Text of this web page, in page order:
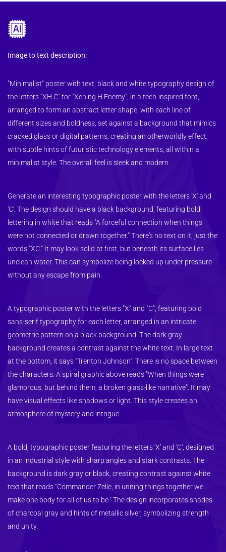
Image to text description:
"Minimalist" poster with text, black and white typography design of
the letters "XH C" for "Xening H Enemy", in a tech-inspired font,
arranged to form an abstract letter shape, with each line of
different sizes and boldness, set against a background that mimics
cracked glass or digital patterns, creating an otherworldly effect,
with subtle hints of futuristic technology elements, all within a
minimalist style. The overall feel is sleek and modern.
Generate an interesting typographic poster with the letters 'X' and
'C'. The design should have a black background, featuring bold
lettering in white that reads "A forceful connection when things
were not connected or drawn together." There's no text on it, just the
words "XC." It may look solid at first, but beneath its surface lies
unclean water. This can symbolize being locked up under pressure
without any escape from pain.
A typographic poster with the letters "X" and "C", featuring bold
sans-serif typography for each letter, arranged in an intricate
geometric pattern on a black background. The dark gray
background creates a contrast against the white text. In large text
at the bottom, it says "Trenton Johnson". There is no space between
the characters. A spiral graphic above reads "When things were
glamorous, but behind them, a broken glass-like narrative". It may
have visual effects like shadows or light. This style creates an
atmosphere of mystery and intrigue.
A bold, typographic poster featuring the letters 'X' and 'C', designed
in an industrial style with sharp angles and stark contrasts. The
background is dark gray or black, creating contrast against white
text that reads "Commander Zelle, in uniting things together we
make one body for all of us to be." The design incorporates shades
of charcoal gray and hints of metallic silver, symbolizing strength
and unity.